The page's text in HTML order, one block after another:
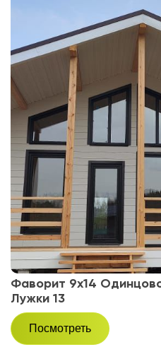
Фаворит 9х14
Лужки 13
Посмотреть